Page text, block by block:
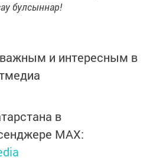
булсыннар!
и интересным в
в
MАХ: